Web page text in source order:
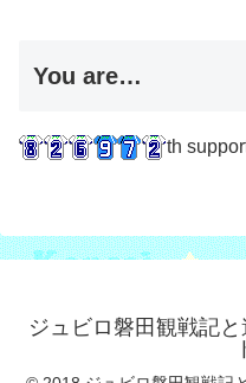
You are…
th
ジュビロ磐田観戦記